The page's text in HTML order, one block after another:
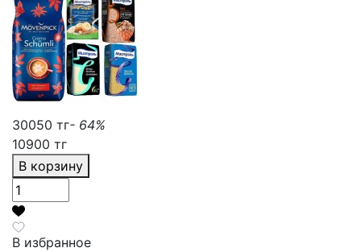
30050 тг- 64%
10900 тг
В корзину
В избранное